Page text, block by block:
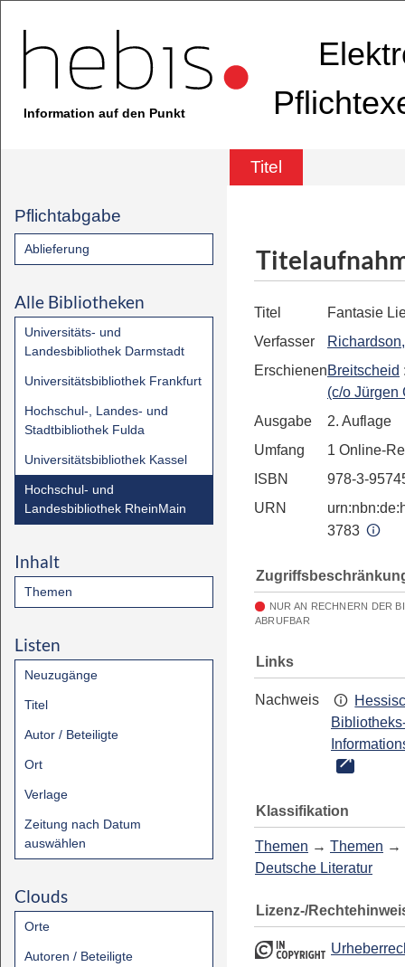
Information auf den Punkt
Titel
Pflichtabgabe
Ablieferung
Alle Bibliotheken
Universitäts- und
Landesbibliothek Darmstadt
Universitätsbibliothek Frankfurt
Hochschul-, Landes- und
Stadtbibliothek Fulda
Universitätsbibliothek Kassel
Hochschul- und
Landesbibliothek RheinMain
Inhalt
Themen
Listen
Neuzugänge
Titel
Autor / Beteiligte
Ort
Verlage
Zeitung nach Datum
auswählen
Clouds
Orte
Autoren / Beteiligte
Titel
Fantasie
Verfasser
ErschienenBreitscheid
(c/o Jürgen
Ausgabe
2. Auflage
Umfang
1 Online-
ISBN
978-3-
URN
3783
NUR AN RECHNERN DER
ABRUFBAR
Links
Nachweis
Klassifikation
Themen → Themen →
Deutsche Literatur
Lizenz-/